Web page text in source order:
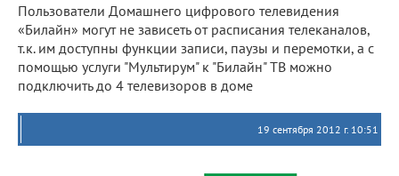
Пользователи Домашнего цифрового телевидения
«Билайн» могут не зависеть от расписания телеканалов,
т.к. им доступны функции записи, паузы и перемотки, а с
помощью услуги "Мультирум" к "Билайн" ТВ можно
подключить до 4 телевизоров в доме
19 сентября 2012 г. 10:51